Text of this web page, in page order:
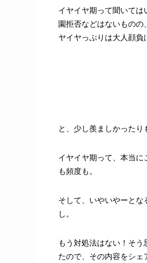
イヤイヤ期って聞いて
園拒否などはないもの
ヤイヤっぷりは大人顔負
と、少し羨ましかったり
イヤイヤ期って、本当
も頻度も。
そして、いやいやーと
し。
もう対処法はない！そ
たので、その内容をシェ